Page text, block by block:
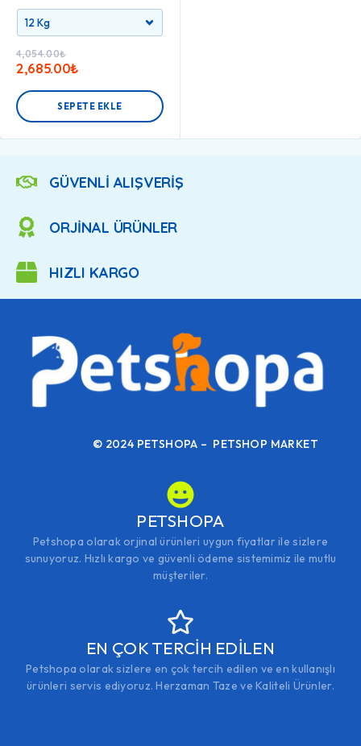
4,054.00₺
2,685.00₺
SEPETE EKLE
GÜVENLİ ALIŞVERİŞ
ORJİNAL ÜRÜNLER
HIZLI KARGO
© 2024 PETSHOPA – PETSHOP MARKET
PETSHOPA
Petshopa olarak orjinal ürünleri uygun fiyatlar ile sizlere
sunuyoruz. Hızlı kargo ve güvenli ödeme sistemimiz ile mutlu
müşteriler.
EN ÇOK TERCİH EDİLEN
Petshopa olarak sizlere en çok tercih edilen ve en kullanışlı
ürünleri servis ediyoruz. Herzaman Taze ve Kaliteli Ürünler.